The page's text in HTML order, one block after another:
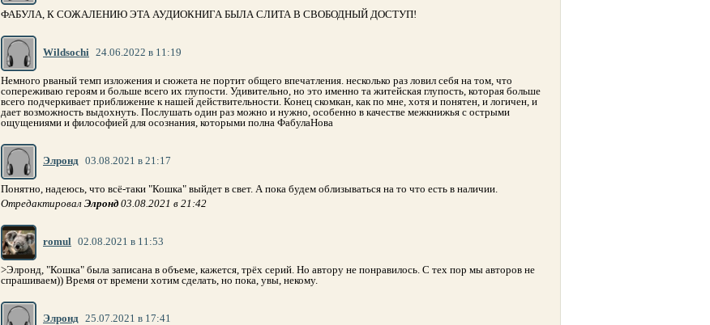
ФАБУЛА, К СОЖАЛЕНИЮ ЭТА АУДИОКНИГА БЫЛА СЛИТА В СВОБОДНЫЙ ДОСТУП!
Wildsochi 24.06.2022 в 11:19
Немного рваный темп изложения и сюжета не портит общего впечатления. несколько раз ловил себя на том, что
сопереживаю героям и больше всего их глупости. Удивительно, но это именно та житейская глупость, которая больше
всего подчеркивает приближение к нашей действительности. Конец скомкан, как по мне, хотя и понятен, и логичен, и
дает возможность выдохнуть. Послушать один раз можно и нужно, особенно в качестве межкнижья с острыми
ощущениями и философией для осознания, которыми полна ФабулаНова
Элронд 03.08.2021 в 21:17
Понятно, надеюсь, что всё-таки "Кошка" выйдет в свет. А пока будем облизываться на то что есть в наличии.
Отредактировал Элронд03.08.2021 в 21:42
romul 02.08.2021 в 11:53
>Элронд, "Кошка" была записана в объеме, кажется, трёх серий. Но автору не понравилось. С тех пор мы авторов не
спрашиваем)) Время от времени хотим сделать, но пока, увы, некому.
Элронд 25.07.2021 в 17:41